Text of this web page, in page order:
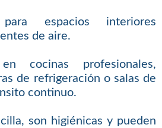
espacios interiores
de aire.
cocinas profesionales,
de refrigeración o salas de
continuo.
son higiénicas y pueden